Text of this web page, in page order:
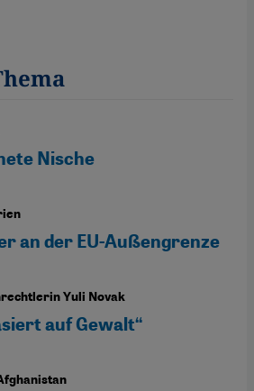
Nische
an der EU-Außengrenze
Yuli Novak
auf Gewalt“